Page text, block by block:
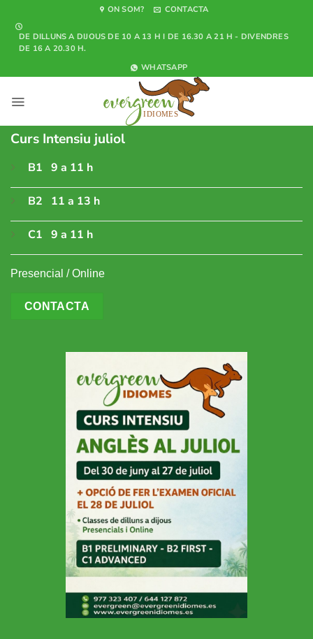
content
ON SOM? CONTACTA
DE DILLUNS A DIJOUS DE 10 A 13 H I DE 16.30 A 21 H - DIVENDRES
DE 16 A 20.30 H.
WHATSAPP
Curs Intensiu juliol
B1 9 a 11 h
B2 11 a 13 h
C1 9 a 11 h
Presencial / Online
CONTACTA